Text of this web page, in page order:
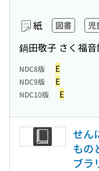
紙 図書 児
鍋田敬子 さく 福
NDC8版 E
NDC9版 E
NDC10版 E
せん
もの
ブラ